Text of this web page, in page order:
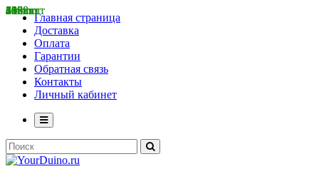
Главная страница
Доставка
Оплата
Гарантии
Обратная связь
Контакты
Личный кабинет
559 шт
3558 шт
8 шт
217 шт
1 шт
83 шт
415 шт
20 шт
39 шт
55 шт
516 шт
60 шт
28 шт
7 шт
198 шт
559 шт
3558 шт
40 шт